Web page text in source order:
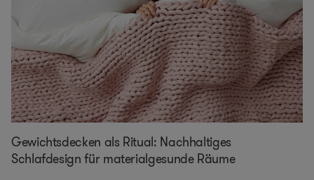
Gewichtsdecken als Ritual: Nachhaltiges
Schlafdesign für materialgesunde Räume